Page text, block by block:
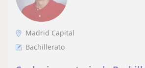
Madrid Capital
Bachillerato